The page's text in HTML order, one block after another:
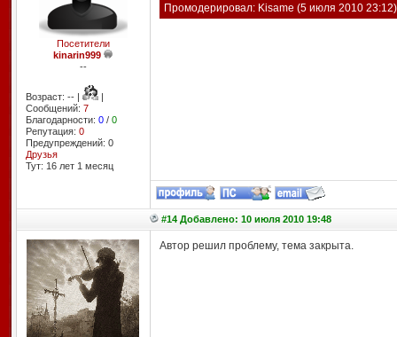
Посетители
kinarin999
--
Возраст: -- |
|
Сообщений: 7
Благодарности: 0/ 0
Репутация: 0
Предупреждений: 0
Друзья
Тут: 16 лет 1 месяц
Промодерировал: Kisame (5 июля 2010 23:12)
#14 Добавлено: 10 июля 2010 19:48
Автор решил проблему, тема закрыта.